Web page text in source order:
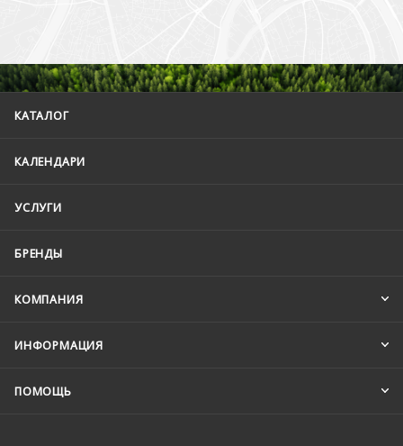
КАТАЛОГ
КАЛЕНДАРИ
УСЛУГИ
БРЕНДЫ
КОМПАНИЯ
ИНФОРМАЦИЯ
ПОМОЩЬ